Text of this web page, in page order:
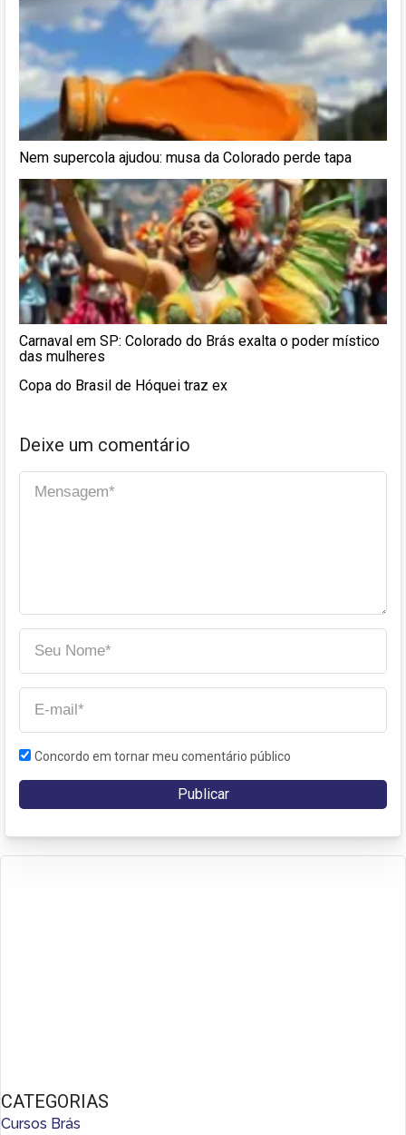
Nem supercola ajudou: musa da Colorado perde tapa
Carnaval em SP: Colorado do Brás exalta o poder místico
das mulheres
Copa do Brasil de Hóquei traz ex
Deixe um comentário
Concordo em tornar meu comentário público
CATEGORIAS
Cursos Brás